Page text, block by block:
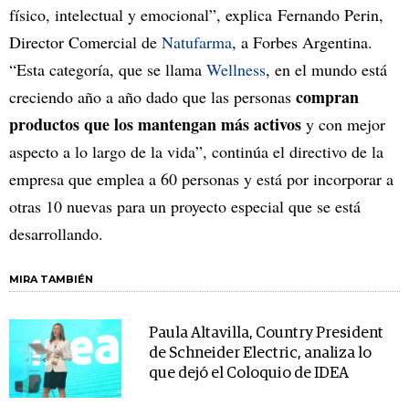
físico, intelectual y emocional”, explica Fernando Perin,
Director Comercial de Natufarma, a Forbes Argentina.
“Esta categoría, que se llama Wellness, en el mundo está
creciendo año a año dado que las personas compran
productos que los mantengan más activos y con mejor
aspecto a lo largo de la vida”, continúa el directivo de la
empresa que emplea a 60 personas y está por incorporar a
otras 10 nuevas para un proyecto especial que se está
desarrollando.
MIRA TAMBIÉN
Paula Altavilla, Country President
de Schneider Electric, analiza lo
que dejó el Coloquio de IDEA